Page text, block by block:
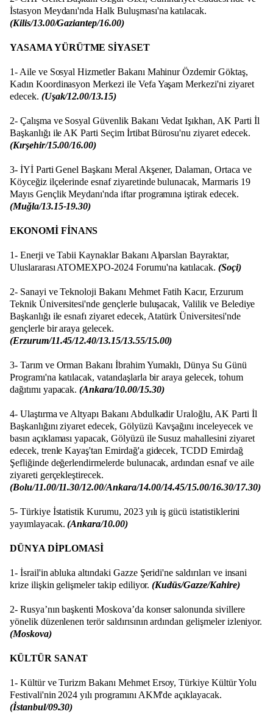
İstasyon Meydanı'nda Halk Buluşması'na katılacak.
(Kilis/13.00/Gaziantep/16.00)
YASAMA YÜRÜTME SİYASET
1- Aile ve Sosyal Hizmetler Bakanı Mahinur Özdemir Göktaş,
Kadın Koordinasyon Merkezi ile Vefa Yaşam Merkezi'ni ziyaret
edecek. (Uşak/12.00/13.15)
2- Çalışma ve Sosyal Güvenlik Bakanı Vedat Işıkhan, AK Parti İl
Başkanlığı ile AK Parti Seçim İrtibat Bürosu'nu ziyaret edecek.
(Kırşehir/15.00/16.00)
3- İYİ Parti Genel Başkanı Meral Akşener, Dalaman, Ortaca ve
Köyceğiz ilçelerinde esnaf ziyaretinde bulunacak, Marmaris 19
Mayıs Gençlik Meydanı'nda iftar programına iştirak edecek.
(Muğla/13.15-19.30)
EKONOMİ FİNANS
1- Enerji ve Tabii Kaynaklar Bakanı Alparslan Bayraktar,
Uluslararası ATOMEXPO-2024 Forumu'na katılacak.(Soçi)
2- Sanayi ve Teknoloji Bakanı Mehmet Fatih Kacır, Erzurum
Teknik Üniversitesi'nde gençlerle buluşacak, Valilik ve Belediye
Başkanlığı ile esnafı ziyaret edecek, Atatürk Üniversitesi'nde
gençlerle bir araya gelecek.
(Erzurum/11.45/12.40/13.15/13.55/15.00)
3- Tarım ve Orman Bakanı İbrahim Yumaklı, Dünya Su Günü
Programı'na katılacak, vatandaşlarla bir araya gelecek, tohum
dağıtımı yapacak.(Ankara/10.00/15.30)
4- Ulaştırma ve Altyapı Bakanı Abdulkadir Uraloğlu, AK Parti İl
Başkanlığını ziyaret edecek, Gölyüzü Kavşağını inceleyecek ve
basın açıklaması yapacak, Gölyüzü ile Susuz mahallesini ziyaret
edecek, trenle Kayaş'tan Emirdağ'a gidecek, TCDD Emirdağ
Şefliğinde değerlendirmelerde bulunacak, ardından esnaf ve aile
ziyareti gerçekleştirecek.
(Bolu/11.00/11.30/12.00/Ankara/14.00/14.45/15.00/16.30/17.30)
5- Türkiye İstatistik Kurumu, 2023 yılı iş gücü istatistiklerini
yayımlayacak.(Ankara/10.00)
DÜNYA DİPLOMASİ
1- İsrail'in abluka altındaki Gazze Şeridi'ne saldırıları ve insani
krize ilişkin gelişmeler takip ediliyor.(Kudüs/Gazze/Kahire)
2- Rusya’nın başkenti Moskova’da konser salonunda sivillere
yönelik düzenlenen terör saldırısının ardından gelişmeler izleniyor.
(Moskova)
KÜLTÜR SANAT
1- Kültür ve Turizm Bakanı Mehmet Ersoy, Türkiye Kültür Yolu
Festivali'nin 2024 yılı programını AKM'de açıklayacak.
(İstanbul/09.30)